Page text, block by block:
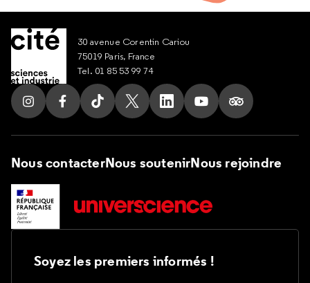
30 avenue Corentin Cariou
75019 Paris, France
Tel. 01 85 53 99 74
Suivez nous sur Instagram
Suivez nous sur Facebook
Suivez nous sur Tik Tok
Suivez nous sur X
Suivez nous sur LinkedIn
Suivez nous sur
Suivez nous
Nous contacterNous soutenirNous rejoindre
Soyez les premiers informés !